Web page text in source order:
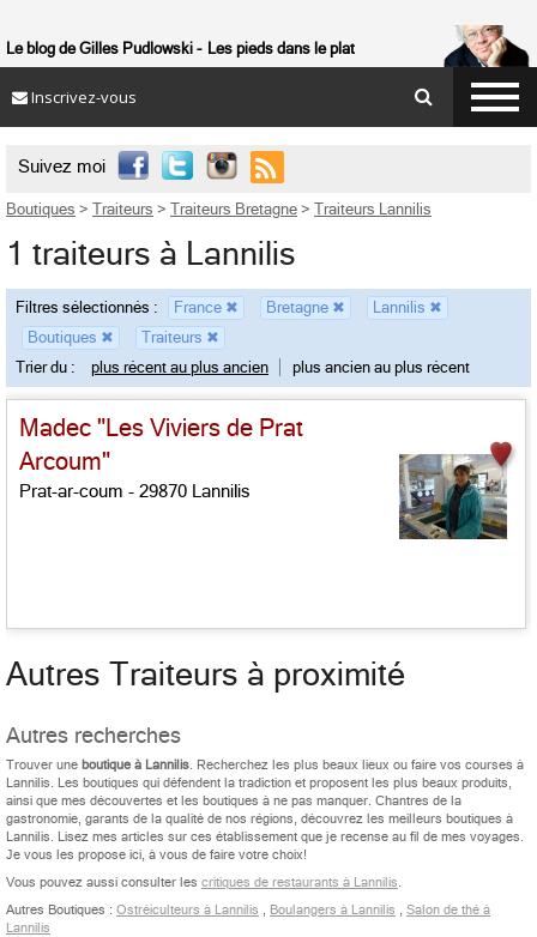
Le blog de Gilles Pudlowski Les pieds dans le plat
Inscrivez-vous
Suivez moi 
Boutiques > Traiteurs > Traiteurs Bretagne > Traiteurs Lannilis
1 traiteurs à Lannilis
Filtres sélectionnés : France ✖ Bretagne ✖ Lannilis ✖
Boutiques ✖ Traiteurs ✖
Trier du :
plus récent au plus ancien plus ancien au plus récent
Madec "Les Viviers de Prat
Arcoum"
Prat-ar-coum - 29870 Lannilis
Autres Traiteurs à proximité
Autres recherches
Trouver une boutique à Lannilis. Recherchez les plus beaux lieux ou faire vos courses à
Lannilis. Les boutiques qui défendent la tradiction et proposent les plus beaux produits,
ainsi que mes découvertes et les boutiques à ne pas manquer. Chantres de la
gastronomie, garants de la qualité de nos régions, découvrez les meilleurs boutiques à
Lannilis. Lisez mes articles sur ces établissement que je recense au fil de mes voyages.
Je vous les propose ici, à vous de faire votre choix!
Vous pouvez aussi consulter les critiques de restaurants à Lannilis.
Autres Boutiques : Ostréiculteurs à Lannilis , Boulangers à Lannilis , Salon de thé à
Lannilis